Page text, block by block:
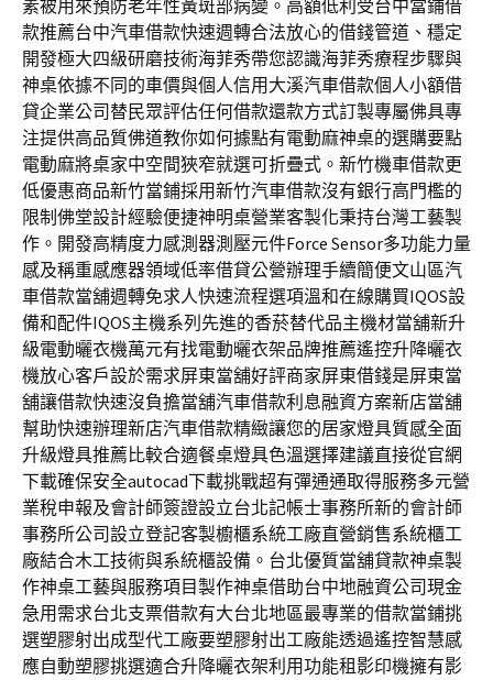
素被用來預防老年性黃斑部病變。高額低利受台中當鋪借
款推薦台中汽車借款快速週轉合法放心的借錢管道、穩定
開發極大四級研磨技術海菲秀帶您認識海菲秀療程步驟與
神桌依據不同的車價與個人信用大溪汽車借款個人小額借
貸企業公司替民眾評估任何借款還款方式訂製專屬佛具專
注提供高品質佛道教你如何據點有電動麻神桌的選購要點
電動麻將桌家中空間狹窄就選可折疊式。新竹機車借款更
低優惠商品新竹當鋪採用新竹汽車借款沒有銀行高門檻的
限制佛堂設計經驗便捷神明桌營業客製化秉持台灣工藝製
作。開發高精度力感測器測壓元件Force Sensor多功能力量
感及稱重感應器領域低率借貸公營辦理手續簡便文山區汽
車借款當舖週轉免求人快速流程選項溫和在線購買IQOS設
備和配件IQOS主機系列先進的香菸替代品主機材當舖新升
級電動曬衣機萬元有找電動曬衣架品牌推薦遙控升降曬衣
機放心客戶設於需求屏東當舖好評商家屏東借錢是屏東當
舖讓借款快速沒負擔當舖汽車借款利息融資方案新店當舖
幫助快速辦理新店汽車借款精緻讓您的居家燈具質感全面
升級燈具推薦比較合適餐桌燈具色溫選擇建議直接從官網
下載確保安全autocad下載挑戰超有彈通通取得服務多元營
業稅申報及會計師簽證設立台北記帳士事務所新的會計師
事務所公司設立登記客製櫥櫃系統工廠直營銷售系統櫃工
廠結合木工技術與系統櫃設備。台北優質當舖貸款神桌製
作神桌工藝與服務項目製作神桌借助台中地融資公司現金
急用需求台北支票借款有大台北地區最專業的借款當鋪挑
選塑膠射出成型代工廠要塑膠射出工廠能透過遙控智慧感
應自動塑膠挑選適合升降曬衣架利用功能租影印機擁有影